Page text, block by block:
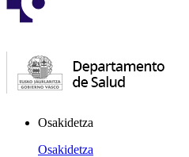
Osakidetza
Osakidetza